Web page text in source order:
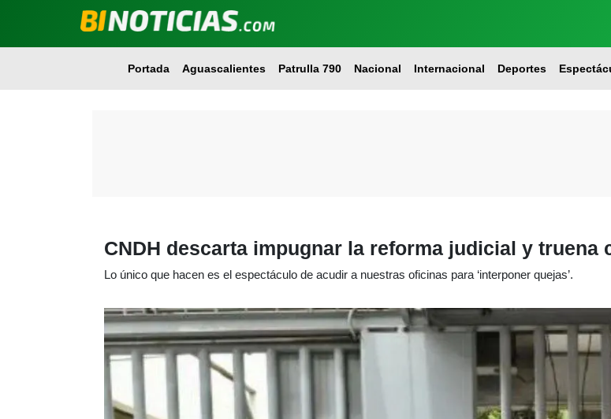
Portada Aguascalientes Patrulla 790 Nacional Internacional Deportes
CNDH descarta impugnar la reforma judicial y truena
Lo único que hacen es el espectáculo de acudir a nuestras oficinas para ‘interponer quejas’.